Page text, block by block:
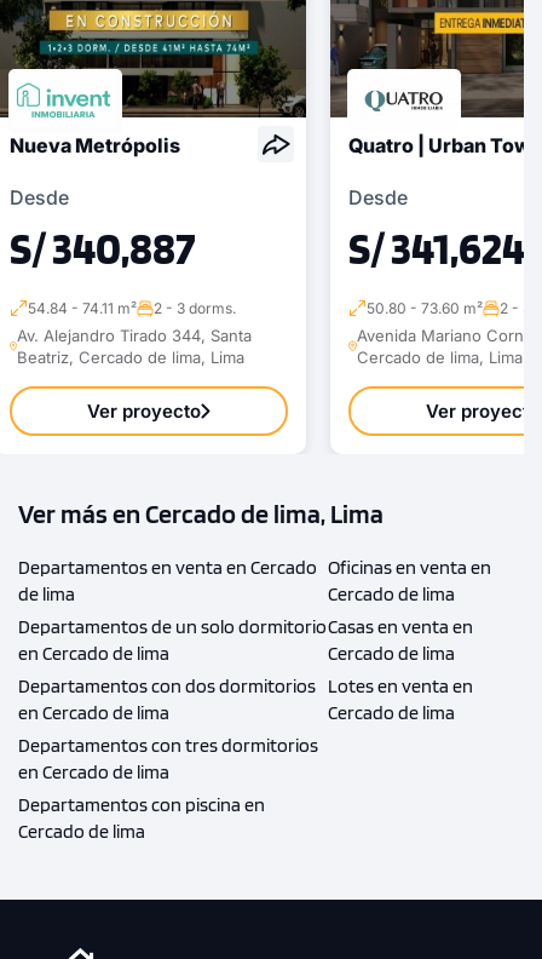
Nueva Metrópolis
Desde
S/ 340,887
54.84 - 74.11 m² 2 - 3 dorms.
Av. Alejandro Tirado 344, Santa
Beatriz, Cercado de lima, Lima
Ver proyecto
Quatro | Urban
Desde
S/ 341,624
50.80 - 73.60 m² 2 - 3
Avenida Mariano
Cercado de lima, Lima
Ver proyecto
Ver más en Cercado de lima, Lima
Departamentos en venta en Cercado
de lima
Departamentos de un solo dormitorio
en Cercado de lima
Departamentos con dos dormitorios
en Cercado de lima
Departamentos con tres dormitorios
en Cercado de lima
Departamentos con piscina en
Cercado de lima
Oficinas en venta en
Cercado de lima
Casas en venta en
Cercado de lima
Lotes en venta en
Cercado de lima